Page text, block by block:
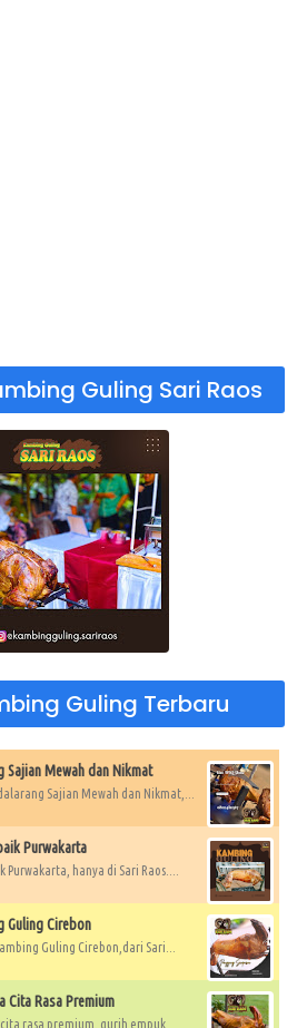
Guling Sari Raos
Guling Terbaru
Sajian Mewah dan Nikmat
Sajian Mewah dan Nikmat,...
Purwakarta
hanya di Sari Raos....
Guling Cirebon
Guling Cirebon,dari Sari...
Cita Rasa Premium
rasa premium, gurih empuk